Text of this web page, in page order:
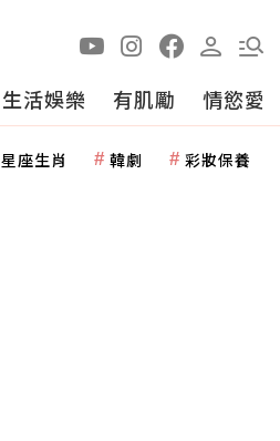
生活娛樂 有肌勵 情慾愛
星座生肖 韓劇 彩妝保養